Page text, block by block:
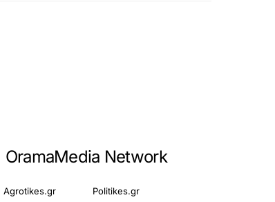
OramaMedia Network
Agrotikes.gr Politikes.gr